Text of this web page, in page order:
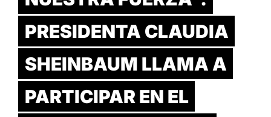
PRESIDENTA CLAUDIA
SHEINBAUM LLAMA A
PARTICIPAR EN EL